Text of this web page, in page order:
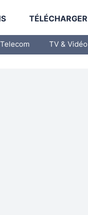
TÉLÉCHARGER
TV & Vidéo